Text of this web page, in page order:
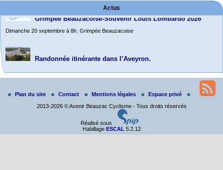
Actus
Dimanche 20 septembre à 8h. Grimpée Beauzacoise
Randonnée itinérante dans l’Aveyron.
Salut à tous,
Plan du site Contact Mentions légales
Espace privé
2013-2026 © Avenir Beauzac Cyclisme - Tous droits réservés
Réalisé sous
Habillage ESCAL 5.2.12